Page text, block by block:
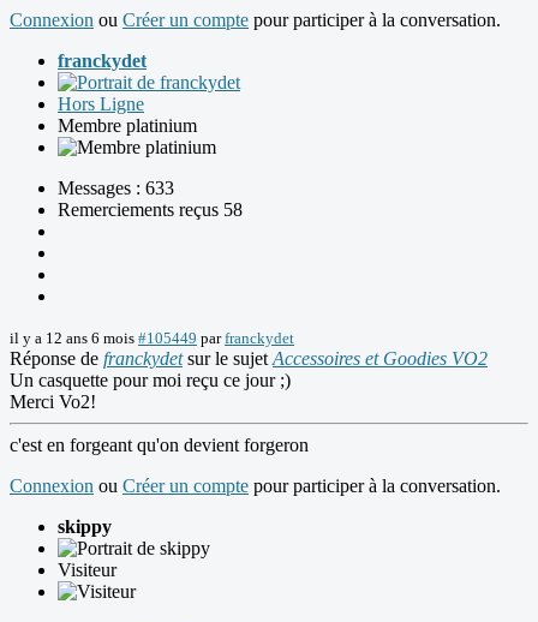
Connexion ou Créer un compte pour participer à la conversation.
franckydet
Hors Ligne
Membre platinium
Messages : 633
Remerciements reçus 58
il y a 12 ans 6 mois #105449 parfranckydet
Réponse de franckydetsur le sujet Accessoires et Goodies VO2
Un casquette pour moi reçu ce jour ;)
Merci Vo2!
c'est en forgeant qu'on devient forgeron
Connexion ou Créer un compte pour participer à la conversation.
skippy
Visiteur